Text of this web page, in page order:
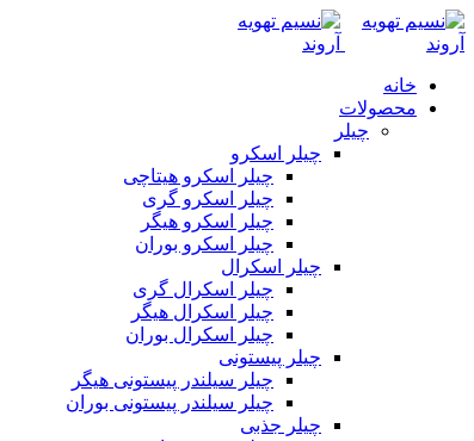
خانه
محصولات
چیلر
چیلر اسکرو
چیلر اسکرو هیتاچی
چیلر اسکرو گری
چیلر اسکرو هیگر
چیلر اسکرو بوران
چیلر اسکرال
چیلر اسکرال گری
چیلر اسکرال هیگر
چیلر اسکرال بوران
چیلر پیستونی
چیلر سیلندر پیستونی هیگر
چیلر سیلندر پیستونی بوران
چیلر جذبی